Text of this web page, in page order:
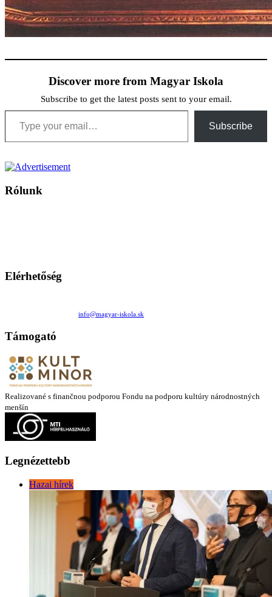
Discover more from Magyar Iskola
Subscribe to get the latest posts sent to your email.
Type your email…
Subscribe
Rólunk
Elérhetőség
info@magyar-iskola.sk
Támogató
Realizované s finančnou podporou Fondu na podporu kultúry národnostných
menšín
Legnézettebb
Hazai hírek